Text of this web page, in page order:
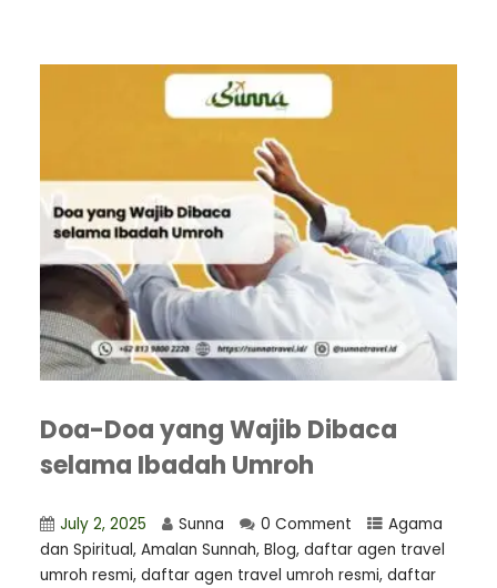
Doa-Doa yang Wajib Dibaca
selama Ibadah Umroh
July 2, 2025 Sunna 0 Comment
Agama
dan Spiritual, Amalan Sunnah, Blog, daftar agen travel
umroh resmi, ⁠daftar agen travel umroh resmi, daftar